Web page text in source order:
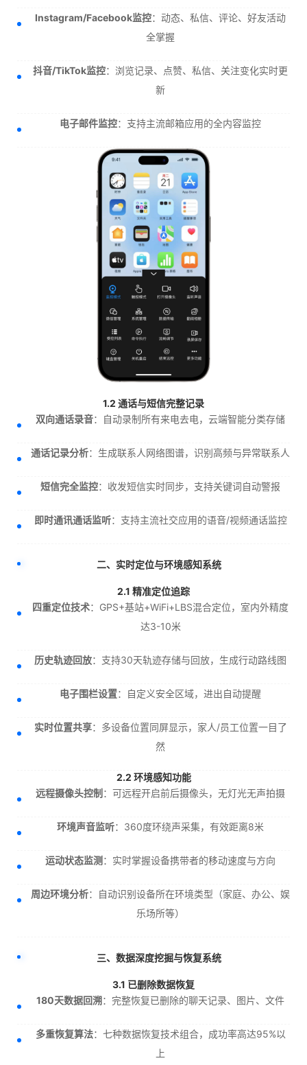
Instagram/Facebook监控：动态、私信、评论、好友活动
全掌握
抖音/TikTok监控：浏览记录、点赞、私信、关注变化实时更
新
电子邮件监控：支持主流邮箱应用的全内容监控
1.2 通话与短信完整记录
双向通话录音：自动录制所有来电去电，云端智能分类存储
通话记录分析：生成联系人网络图谱，识别高频与异常联系人
短信完全监控：收发短信实时同步，支持关键词自动警报
即时通讯通话监听：支持主流社交应用的语音/视频通话监控
二、实时定位与环境感知系统
2.1 精准定位追踪
四重定位技术：GPS+基站+WiFi+LBS混合定位，室内外精度
达3-10米
历史轨迹回放：支持30天轨迹存储与回放，生成行动路线图
电子围栏设置：自定义安全区域，进出自动提醒
实时位置共享：多设备位置同屏显示，家人/员工位置一目了
然
2.2 环境感知功能
远程摄像头控制 ：可远程开启前后摄像头，无灯光无声拍摄
环境声音监听：360度环绕声采集，有效距离8米
运动状态监测 ：实时掌握设备携带者的移动速度与方向
周边环境分析：自动识别设备所在环境类型（家庭、办公、娱
乐场所等）
三、数据深度挖掘与恢复系统
3.1 已删除数据恢复
180天数据回溯：完整恢复已删除的聊天记录、图片、文件
多重恢复算法：七种数据恢复技术组合，成功率高达95%以
上